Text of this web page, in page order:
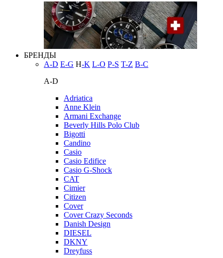
БРЕНДЫ
A-D E-G H-K L-O P-S T-Z В-С
A-D
Adriatica
Anne Klein
Armani Exchange
Beverly Hills Polo Club
Bigotti
Candino
Casio
Casio Edifice
Casio G-Shock
CAT
Cimier
Citizen
Cover
Cover Crazy Seconds
Danish Design
DIESEL
DKNY
Dreyfuss